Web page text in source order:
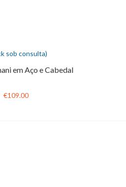
sob consulta)
em Aço e Cabedal
€109.00